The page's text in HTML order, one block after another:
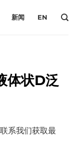
新闻 EN
体状D泛
系我们获取最